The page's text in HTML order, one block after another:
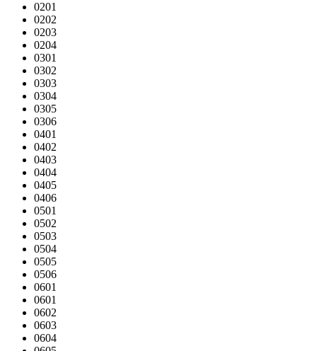
0201
0202
0203
0204
0301
0302
0303
0304
0305
0306
0401
0402
0403
0404
0405
0406
0501
0502
0503
0504
0505
0506
0601
0601
0602
0603
0604